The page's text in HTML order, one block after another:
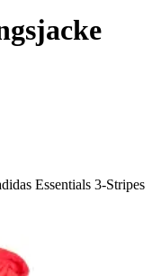
Essentials 3-Stripes